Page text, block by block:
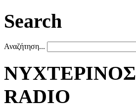
Search
Αναζήτηση...
ΝΥΧΤΕΡΙΝΟΣ
RADIO